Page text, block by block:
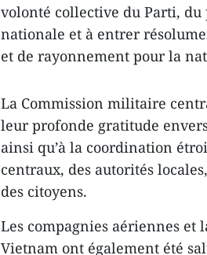
volonté collective du Parti, du
nationale et à entrer
et de rayonnement pour la
La Commission militaire
leur profonde gratitude
ainsi qu’à la coordination
centraux, des autorités
des citoyens.
Les compagnies aériennes et
Vietnam ont également été